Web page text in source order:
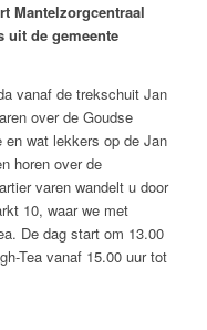
Mantelzorgcentraal
uit de gemeente
vanaf de trekschuit Jan
over de Goudse
wat lekkers op de Jan
horen over de
varen wandelt u door
10, waar we met
De dag start om 13.00
Tea vanaf 15.00 uur tot